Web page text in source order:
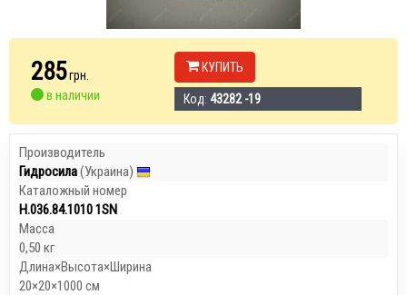
285грн.
в наличии
КУПИТЬ
Код: 43282 -19
Производитель
Гидросила(Украина)
Каталожный номер
Н.036.84.1010 1SN
Масса
0,50 кг
Длина×Высота×Ширина
20×20×1000 см